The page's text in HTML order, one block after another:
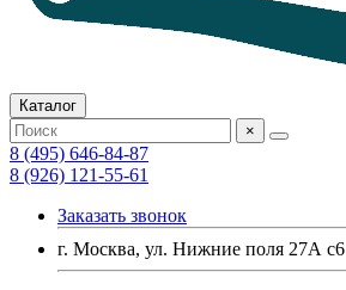
Каталог
×
8 (495) 646-84-87
8 (926) 121-55-61
Заказать звонок
г. Москва, ул. Нижние поля 27А с6